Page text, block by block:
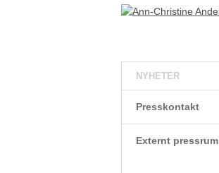
NYHETER
Presskontakt
Externt pressrum